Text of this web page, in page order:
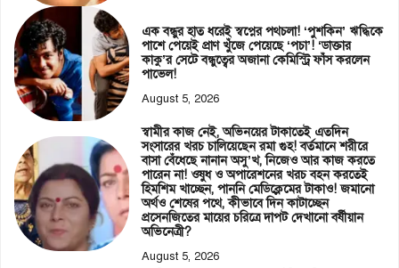
এক বন্ধুর হাত ধরেই স্বপ্নের পথচলা! ‘পুশকিন’ ঋদ্ধিকে
পাশে পেয়েই প্রাণ খুঁজে পেয়েছে ‘পচা’! ‘ডাক্তার
কাকু’র সেটে বন্ধুত্বের অজানা কেমিস্ট্রি ফাঁস করলেন
পাভেল!
August 5, 2026
স্বামীর কাজ নেই, অভিনয়ের টাকাতেই এতদিন
সংসারের খরচ চালিয়েছেন রমা গুহ! বর্তমানে শরীরে
বাসা বেঁধেছে নানান অসু’খ, নিজেও আর কাজ করতে
পারেন না! ওষুধ ও অপারেশনের খরচ বহন করতেই
হিমশিম খাচ্ছেন, পাননি মেডিক্লেমের টাকাও! জমানো
অর্থও শেষের পথে, কীভাবে দিন কাটাচ্ছেন
প্রসেনজিতের মায়ের চরিত্রে দাপট দেখানো বর্ষীয়ান
অভিনেত্রী?
August 5, 2026